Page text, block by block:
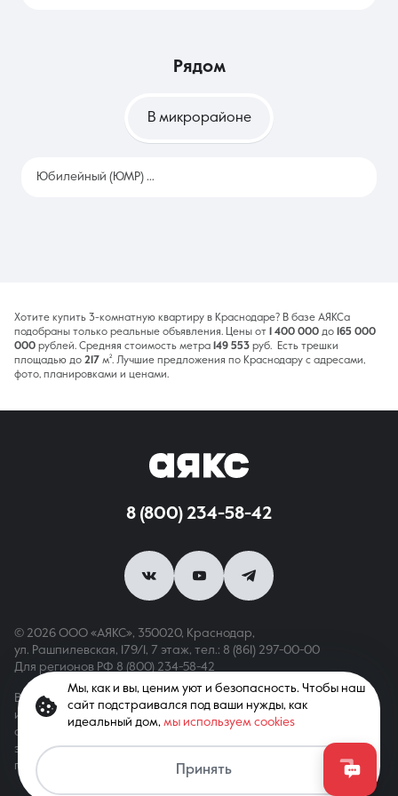
рядом
В микрорайоне
Юбилейный (ЮМР)
Хотите купить 3-комнатную квартиру в Краснодаре? В базе АЯКСа
подобраны только реальные объявления. Цены от
1 400 000 до 165 000
000 рублей. Средняя стоимость метра 149 553 руб. Есть трешки
площадью до 217 м². Лучшие предложения по Краснодару с адресами,
фото, планировками и ценами.
8 (800) 234-58-42
© 2026 ООО «АЯКС», 350020, Краснодар,
ул. Рашпилевская, 179/1, 7 этаж, тел.: 8 (861) 297-00-00
Для регионов РФ 8 (800) 234-58-42
Вся информация, опубликованная на сайте, носит только
информационный характер и не является публичной офертой,
определяемой положениями ст. 437 ГК РФ. Все права
защищены. При копировании материалов с сайта
гиперссылка обязательна
Мы, как и вы, ценим уют и безопасность. Чтобы наш
сайт подстраивался под ваши нужды, как
идеальный дом, мы используем cookies
Принять